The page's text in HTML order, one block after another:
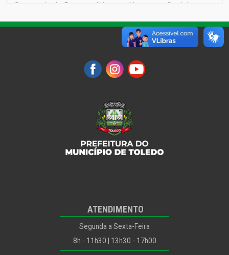
Secretaria de Desenvolvimento Humano e Social:
Secretaria de Esportes e Lazer
Secretaria da Fazenda
Secretaria da Infraestrutura Rural e Urbana e de
Secretaria do Meio Ambiente
Secretaria da Mulher
Secretaria de Recursos Humanos
Secretaria da Saúde
Secretaria de Segurança e Trânsito
ATENDIMENTO
Segunda a Sexta-Feira
8h - 11h30 | 13h30 - 17h00